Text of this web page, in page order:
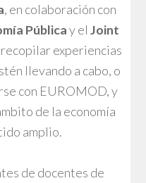
, en colaboración con
Públicay elJoint
experiencias
llevando a cabo, o
con EUROMOD, y
de la economía
amplio.
de docentes de